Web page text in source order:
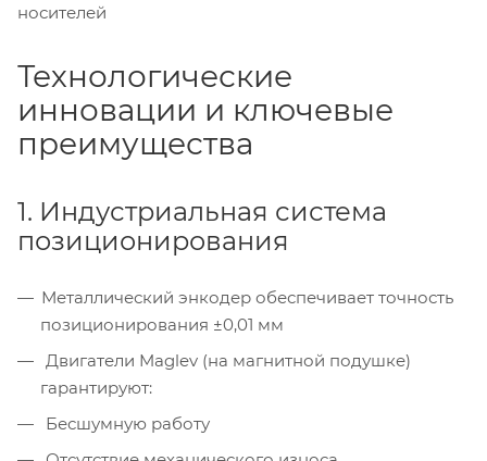
носителей
Технологические
инновации и ключевые
преимущества
1. Индустриальная система
позиционирования
Металлический энкодер обеспечивает точность
позиционирования ±0,01 мм
Двигатели Maglev (на магнитной подушке)
гарантируют:
Бесшумную работу